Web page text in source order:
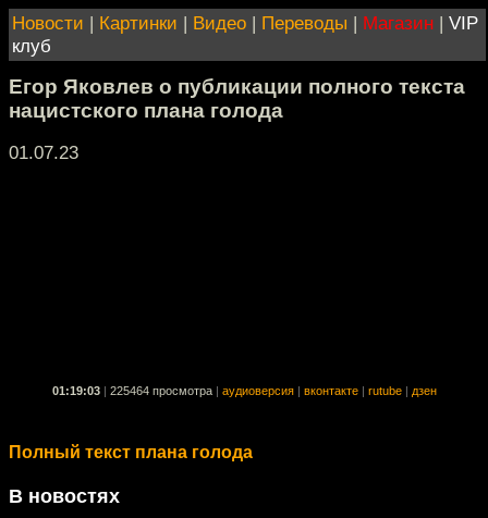
Новости | Картинки | Видео | Переводы | Магазин | VIP
клуб
Егор Яковлев о публикации полного текста
нацистского плана голода
01.07.23
01:19:03 225464 просмотра аудиоверсия вконтакте rutube дзен
Полный текст плана голода
В новостях